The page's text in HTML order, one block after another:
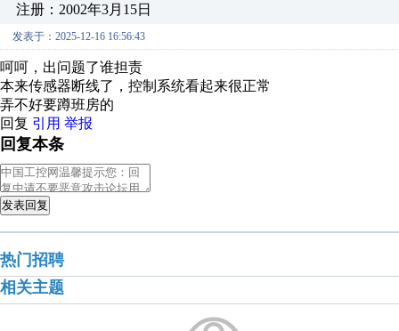
注册：2002年3月15日
发表于：2025-12-16 16:56:43
呵呵，出问题了谁担责
本来传感器断线了，控制系统看起来很正常
弄不好要蹲班房的
回复 引用 举报
回复本条
发表回复
热门招聘
相关主题